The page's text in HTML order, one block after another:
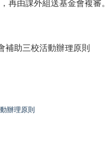
再由課外組送基金會複審。
補助三校活動辦理原則
辦理原則